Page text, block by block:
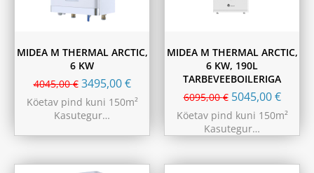
MIDEA M THERMAL ARCTIC,
6 KW
4045,00€ 3495,00€
Köetav pind kuni 150m²
Kasutegur…
MIDEA M THERMAL ARCTIC,
6 KW, 190L
TARBEVEEBOILERIGA
6095,00€ 5045,00€
Köetav pind kuni 150m²
Kasutegur…